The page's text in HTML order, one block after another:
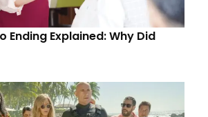
Ending Explained: Why Did